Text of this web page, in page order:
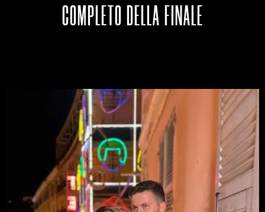
COMPLETO DELLA FINALE